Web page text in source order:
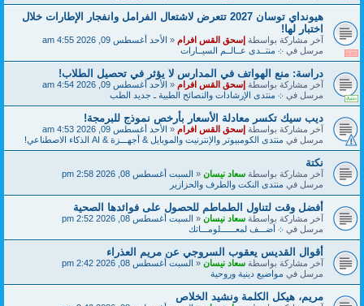
هيونداي توسان 2027 تتعرض لاشتعال الفرامل وانفجار الإطارات خلال
اختبار لها!
آخر مشاركة بواسطةإسحق القس افرام«الأحد أغسطس 09, 2026 4:55 am
مرسل في܀ منتــدى عــالــم السيــارات
دراسة: منع الهواتف في المدارس لا يؤثر في تحصيل الطلاب!
آخر مشاركة بواسطةإسحق القس افرام«الأحد أغسطس 09, 2026 4:54 am
مرسل في܀ منتدى الإرشادات والنصائح الطبية ـ جديد الطب
ديب سيك تكسر معادلة الأسعار بأرخص نموذج للبرمجة!
آخر مشاركة بواسطةإسحق القس افرام«الأحد أغسطس 09, 2026 4:53 am
مرسل فيمنتدى الكومبيوتر والإنترنيت والموبايل & أجهـــزة & AI الذكاء الاصطناعي!
نكتة
آخر مشاركة بواسطةسعاد نيسان«السبت أغسطس 08, 2026 2:58 pm
مرسل فيمنتدى النكت والطرف والحزازير
أفضل وقت لتناول الطماطم للحصول على فوائدها الصحية
آخر مشاركة بواسطةسعاد نيسان«السبت أغسطس 08, 2026 2:52 pm
مرسل في܀ أضـــف لمعــــــلومـــاتك
أقوال القديس يعقوب السروجي عن مريم العذراء
آخر مشاركة بواسطةسعاد نيسان«السبت أغسطس 08, 2026 2:42 pm
مرسل فيمواضيع دينية وروحية
مريم، هيكل الكلمة ونشيد الخلاص